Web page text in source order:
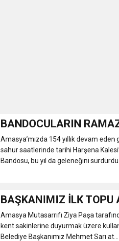
BANDOCULARIN
Amasya’mızda 154 yıllık devam
sahur saatlerinde tarihi Harşena
Bandosu, bu yıl da geleneğini
BAŞKANIMIZ İLK TOPU
Amasya Mutasarrıfı Ziya Paşa
kent sakinlerine duyurmak üzere
Belediye Başkanımız Mehmet Sarı at...